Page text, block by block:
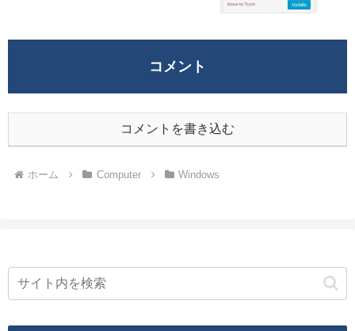
コメント
コメントを書き込む
ホーム Computer Windows